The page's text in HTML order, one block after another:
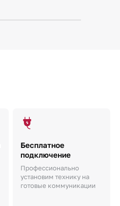
Бесплатное
подключение
Профессионально
установим технику на
готовые коммуникации